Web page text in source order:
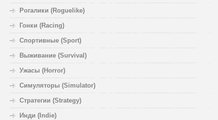
Рогалики (Roguelike)
Гонки (Racing)
Спортивные (Sport)
Выживание (Survival)
Ужасы (Horror)
Симуляторы (Simulator)
Стратегии (Strategy)
Инди (Indie)